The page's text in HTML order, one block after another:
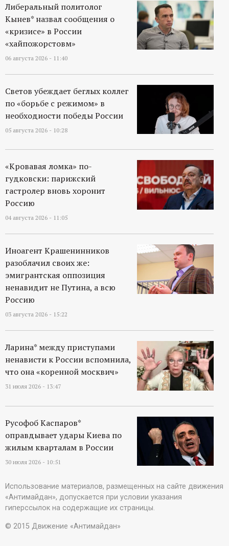
Либеральный политолог
Кынев* назвал сообщения о
«кризисе» в России
«хайпожорстовм»
06 августа 2026 - 11:40
Светов убеждает беглых коллег
по «борьбе с режимом» в
необходиости победы России
05 августа 2026 - 10:28
«Кровавая ломка» по-
гудковски: парижский
гастролер вновь хоронит
Россию
04 августа 2026 - 11:05
Иноагент Крашенинников
разоблачил своих же:
эмигрантская оппозиция
ненавидит не Путина, а всю
Россию
03 августа 2026 - 15:22
Ларина* между приступами
ненависти к России вспомнила,
что она «коренной москвич»
31 июля 2026 - 13:47
Русофоб Каспаров*
оправдывает удары Киева по
жилым кварталам в России
30 июля 2026 - 10:51
Использование материалов, размещенных на сайте движения
«Антимайдан», допускается при условии указания
гиперссылок на содержащие их страницы.
© 2015 Движение «Антимайдан»